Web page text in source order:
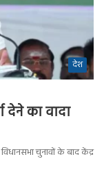
देश
देने का वादा
चुनावों के बाद केंद्र